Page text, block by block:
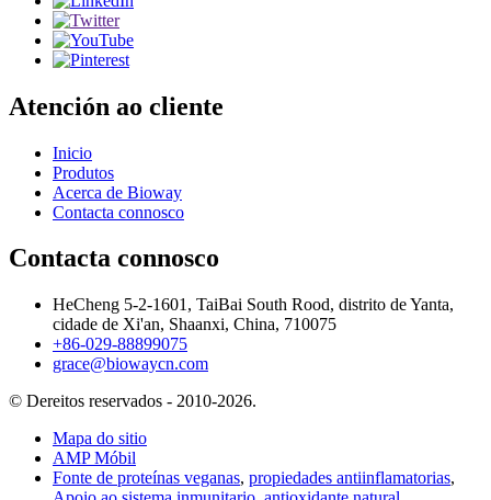
Atención ao cliente
Inicio
Produtos
Acerca de Bioway
Contacta connosco
Contacta connosco
HeCheng 5-2-1601, TaiBai South Rood, distrito de Yanta,
cidade de Xi'an, Shaanxi, China, 710075
+86-029-88899075
grace@biowaycn.com
© Dereitos reservados - 2010-2026.
Mapa do sitio
AMP Móbil
Fonte de proteínas veganas, propiedades antiinflamatorias,